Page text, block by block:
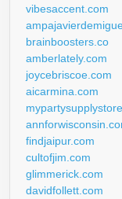
vibesaccent.com
brainboosters.co
amberlately.com
joycebriscoe.com
aicarmina.com
findjaipur.com
cultofjim.com
glimmerick.com
davidfollett.com